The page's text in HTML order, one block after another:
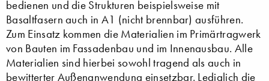
bedienen und die Strukturen beispielsweise mit
Basaltfasern auch in A1 (nicht brennbar) ausführen.
Zum Einsatz kommen die Materialien im Primärtragwerk
von Bauten im Fassadenbau und im Innenausbau. Alle
Materialien sind hierbei sowohl tragend als auch in
bewitterter Außenanwendung einsetzbar. Lediglich die